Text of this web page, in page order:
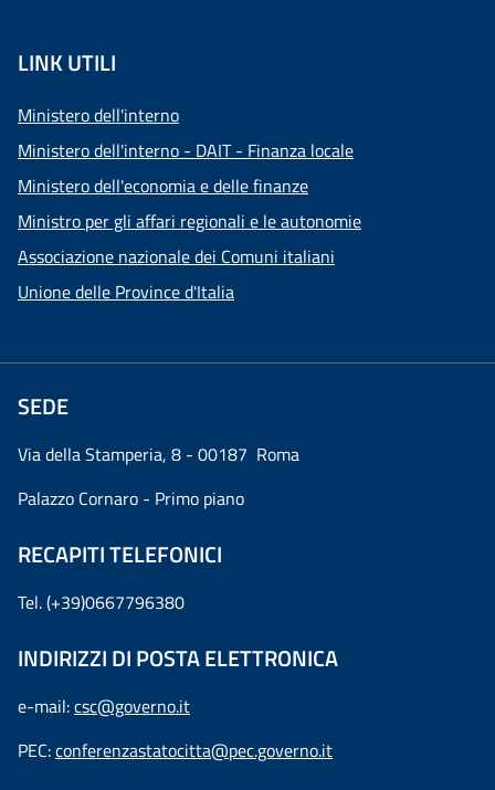
LINK UTILI
Ministero dell'interno
Ministero dell'interno - DAIT - Finanza locale
Ministero dell'economia e delle finanze
Ministro per gli affari regionali e le autonomie
Associazione nazionale dei Comuni italiani
Unione delle Province d'Italia
SEDE
Via della Stamperia, 8 - 00187 Roma
Palazzo Cornaro - Primo piano
RECAPITI TELEFONICI
Tel. (+39)0667796380
INDIRIZZI DI POSTA ELETTRONICA
e-mail:csc@governo.it
PEC:conferenzastatocitta@pec.governo.it